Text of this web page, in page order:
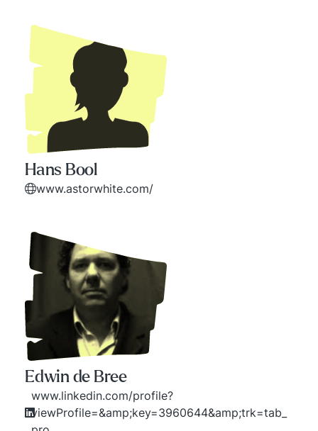
Hans Bool
www.astorwhite.com/
Edwin de Bree
www.linkedin.com/profile?
viewProfile=&amp;key=3960644&amp;trk=tab_